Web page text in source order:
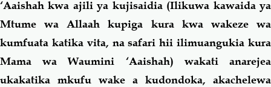
‘Aaishah kwa ajili ya kujisaidia (Ilikuwa kawaida ya
Mtume wa Allaah kupiga kura kwa wakeze wa
kumfuata katika vita, na safari hii ilimuangukia kura
Mama wa Waumini ‘Aaishah) wakati anarejea
ukakatika mkufu wake a kudondoka, akachelewa